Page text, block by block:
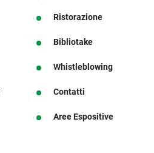
Ristorazione
Bibliotake
Whistleblowing
Contatti
Aree Espositive